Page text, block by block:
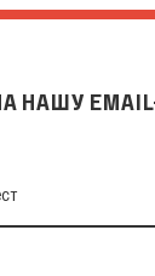
НАШУ
рассылку